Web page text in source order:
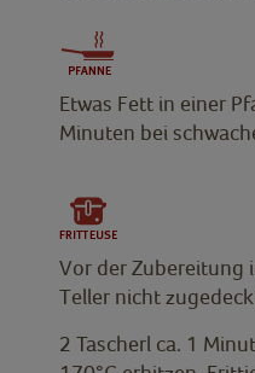
Etwas Fett in einer
Minuten bei
Vor der Zubereitung
Teller nicht
2 Tascherl ca. 1